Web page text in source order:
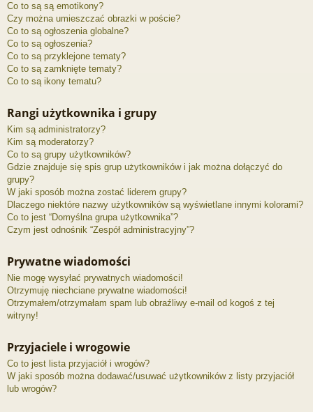
Co to są są emotikony?
Czy można umieszczać obrazki w poście?
Co to są ogłoszenia globalne?
Co to są ogłoszenia?
Co to są przyklejone tematy?
Co to są zamknięte tematy?
Co to są ikony tematu?
Rangi użytkownika i grupy
Kim są administratorzy?
Kim są moderatorzy?
Co to są grupy użytkowników?
Gdzie znajduje się spis grup użytkowników i jak można dołączyć do
grupy?
W jaki sposób można zostać liderem grupy?
Dlaczego niektóre nazwy użytkowników są wyświetlane innymi kolorami?
Co to jest “Domyślna grupa użytkownika”?
Czym jest odnośnik “Zespół administracyjny”?
Prywatne wiadomości
Nie mogę wysyłać prywatnych wiadomości!
Otrzymuję niechciane prywatne wiadomości!
Otrzymałem/otrzymałam spam lub obraźliwy e-mail od kogoś z tej
witryny!
Przyjaciele i wrogowie
Co to jest lista przyjaciół i wrogów?
W jaki sposób można dodawać/usuwać użytkowników z listy przyjaciół
lub wrogów?